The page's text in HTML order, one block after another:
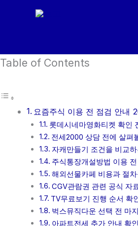
건
뛰
Table of Contents
요즘주식 이용 전 점검 안내
롯데시네마영화티켓 확인
전세2000 상담 전에 살펴
자캐만들기 조건을 비교
주식통장개설방법 이용
해외선물카페 비용과 절
CGV관람권 관련 공식 자
TV무료보기 진행 순서 확
벅스뮤직다운 선택 전 마
아파트전세 추가 안내 확